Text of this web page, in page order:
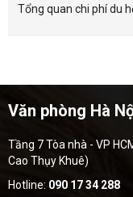
Tổng quan chi phí du
Văn phòng Hà
Tầng 7 Tòa nhà - VP
Cao Thụy Khuê)
Hotline: 090 17 34 288